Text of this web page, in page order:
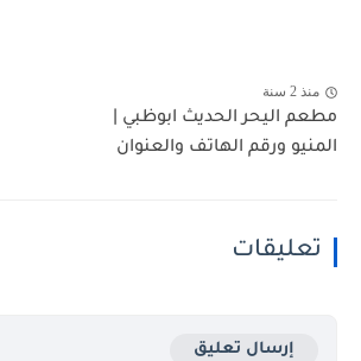
منذ 2 سنة
مطعم اليحر الحديث ابوظبي |
المنيو ورقم الهاتف والعنوان
تعليقات
إرسال تعليق